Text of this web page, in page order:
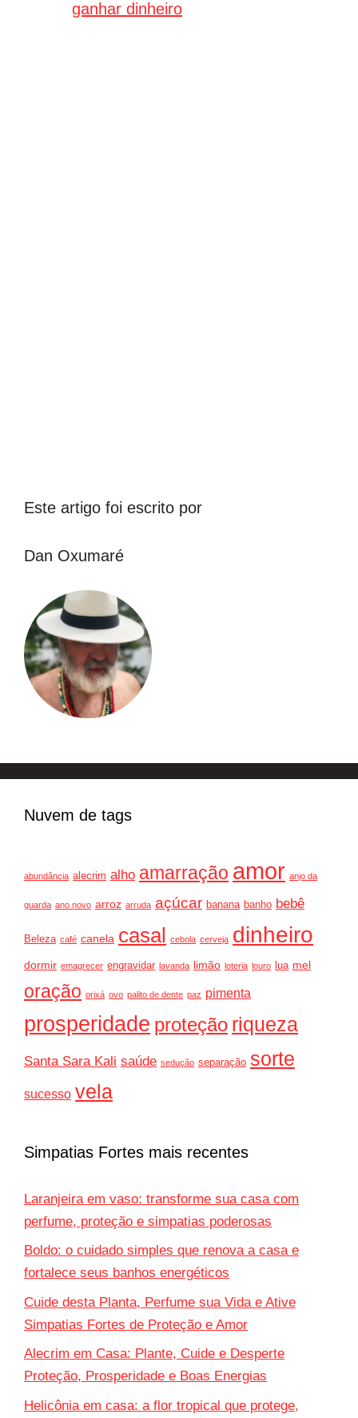
ganhar dinheiro
Este artigo foi escrito por
Dan Oxumaré
Nuvem de tags
abundância alecrim alho amarração amor anjo da
guarda ano novo arroz arruda açúcar banana banho bebê
Beleza café canela casal cebola cerveja dinheiro
dormir emagrecer engravidar lavanda limão loteria louro lua mel
oração orixá ovo palito de dente paz pimenta
prosperidade proteção riqueza
Santa Sara Kali saúde sedução separação sorte
sucesso vela
Simpatias Fortes mais recentes
Laranjeira em vaso: transforme sua casa com
perfume, proteção e simpatias poderosas
Boldo: o cuidado simples que renova a casa e
fortalece seus banhos energéticos
Cuide desta Planta, Perfume sua Vida e Ative
Simpatias Fortes de Proteção e Amor
Alecrim em Casa: Plante, Cuide e Desperte
Proteção, Prosperidade e Boas Energias
Helicônia em casa: a flor tropical que protege,